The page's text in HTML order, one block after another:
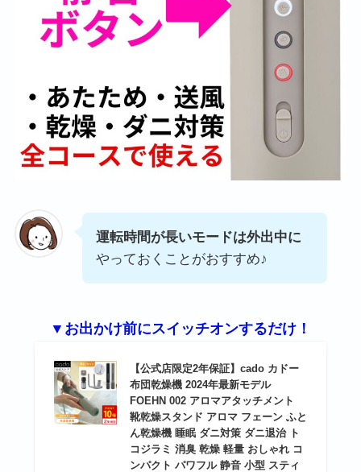
運転時間が長いモードは外出中に
やっておくことがおすすめ♪
▼お出かけ前にスイッチオンするだけ！
【公式店限定2年保証】cado カドー
布団乾燥機 2024年最新モデル
FOEHN 002 アロマアタッチメント
靴乾燥スタンド アロマ フェーン ふと
ん乾燥機 睡眠 ダニ対策 ダニ退治 ト
コジラミ 消臭 乾燥 軽量 おしゃれ コ
ンパクト パワフル 静音 小型 スティ